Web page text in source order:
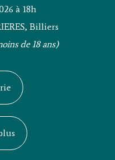
à 18h
Billiers
de 18 ans)